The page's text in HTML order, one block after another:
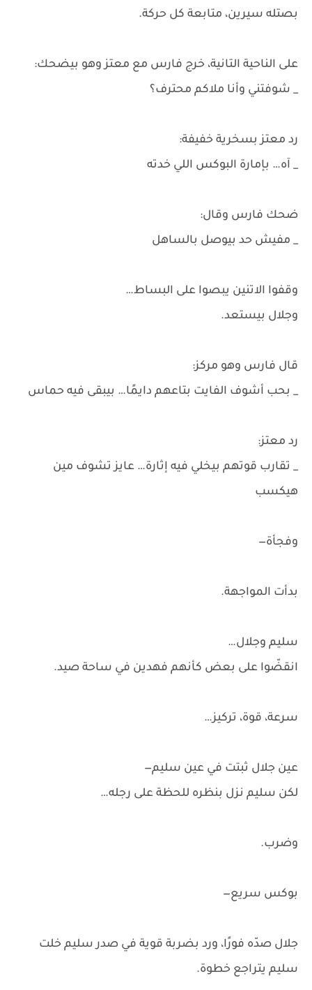
بصتله سيرين، متابعة كل حركة.
على الناحية التانية، خرج فارس مع معتز وهو بيضحك:
_ شوفتني وأنا ملاكم محترف؟
رد معتز بسخرية خفيفة:
_ آه… بإمارة البوكس اللي خدته
ضحك فارس وقال:
_ مفيش حد بيوصل بالساهل
وقفوا الاتنين يبصوا على البساط…
وجلال بيستعد.
قال فارس وهو مركز:
_ بحب أشوف الفايت بتاعهم دايمًا… بيبقى فيه حماس
رد معتز:
_ تقارب قوتهم بيخلي فيه إثارة… عايز تشوف مين
هيكسب
وفجأة—
بدأت المواجهة.
سليم وجلال…
انقضّوا على بعض كأنهم فهدين في ساحة صيد.
سرعة، قوة، تركيز…
عين جلال ثبتت في عين سليم—
لكن سليم نزل بنظره للحظة على رجله…
وضرب.
بوكس سريع—
جلال صدّه فورًا، ورد بضربة قوية في صدر سليم خلت
سليم يتراجع خطوة.